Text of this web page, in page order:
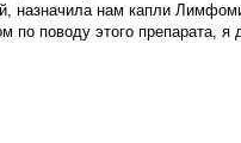
назначила нам капли
по поводу этого препарата,